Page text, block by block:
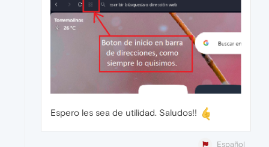
Espero les sea de utilidad. Saludos!!
Español